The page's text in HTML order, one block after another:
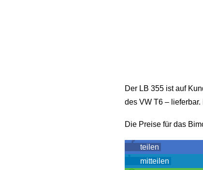
Der LB 355 ist auf
des VW T6 –
Die Preise für das
teilen
mitteilen